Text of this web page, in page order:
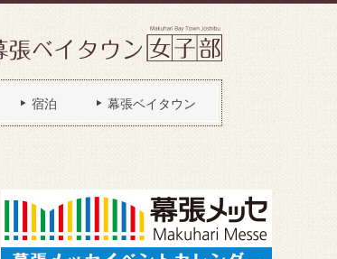
宿泊 幕張ベイタウン